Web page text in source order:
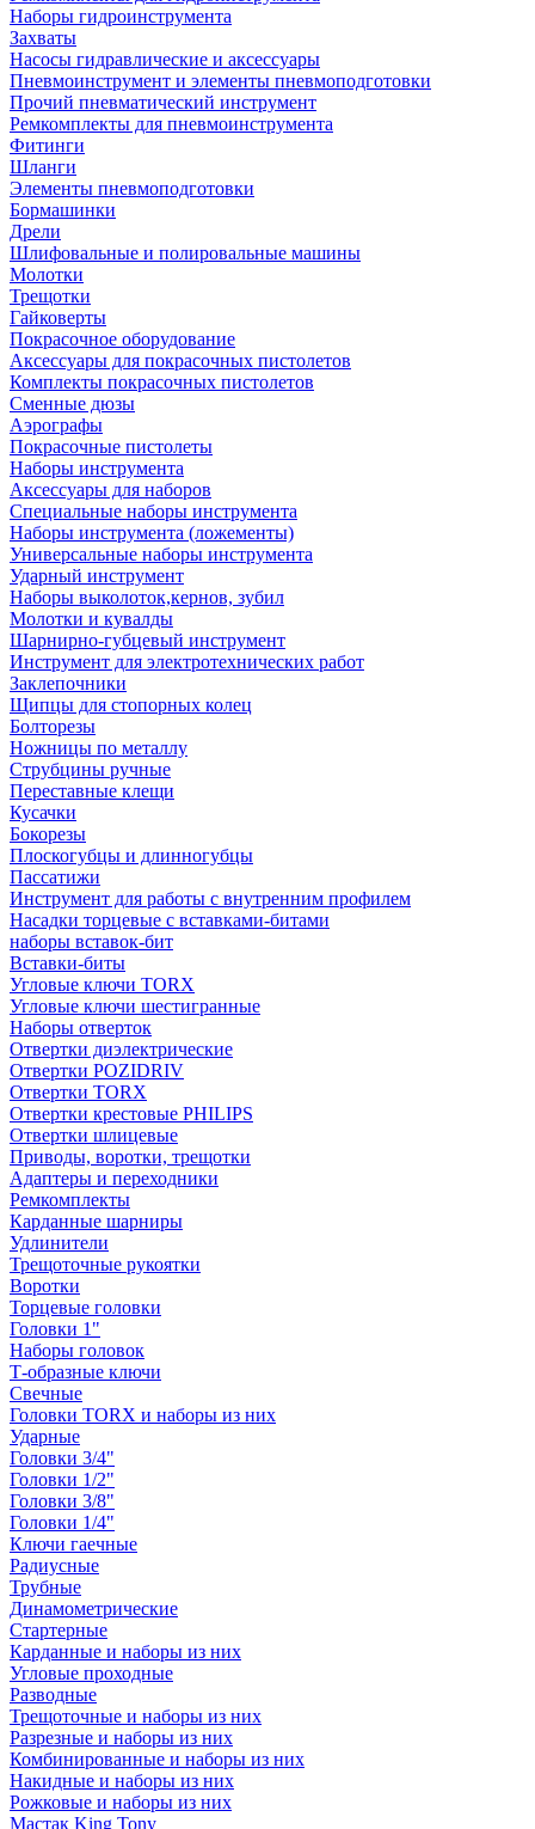
Наборы гидроинструмента
Захваты
Насосы гидравлические и аксессуары
Пневмоинструмент и элементы пневмоподготовки
Прочий пневматический инструмент
Ремкомплекты для пневмоинструмента
Фитинги
Шланги
Элементы пневмоподготовки
Бормашинки
Дрели
Шлифовальные и полировальные машины
Молотки
Трещотки
Гайковерты
Покрасочное оборудование
Аксессуары для покрасочных пистолетов
Комплекты покрасочных пистолетов
Сменные дюзы
Аэрографы
Покрасочные пистолеты
Наборы инструмента
Аксессуары для наборов
Специальные наборы инструмента
Наборы инструмента (ложементы)
Универсальные наборы инструмента
Ударный инструмент
Наборы выколоток,кернов, зубил
Молотки и кувалды
Шарнирно-губцевый инструмент
Инструмент для электротехнических работ
Заклепочники
Щипцы для стопорных колец
Болторезы
Ножницы по металлу
Струбцины ручные
Переставные клещи
Кусачки
Бокорезы
Плоскогубцы и длинногубцы
Пассатижи
Инструмент для работы с внутренним профилем
Насадки торцевые с вставками-битами
наборы вставок-бит
Вставки-биты
Угловые ключи TORX
Угловые ключи шестигранные
Наборы отверток
Отвертки диэлектрические
Отвертки POZIDRIV
Отвертки TORX
Отвертки крестовые PHILIPS
Отвертки шлицевые
Приводы, воротки, трещотки
Адаптеры и переходники
Ремкомплекты
Карданные шарниры
Удлинители
Трещоточные рукоятки
Воротки
Торцевые головки
Головки 1"
Наборы головок
Т-образные ключи
Свечные
Головки TORX и наборы из них
Ударные
Головки 3/4"
Головки 1/2"
Головки 3/8"
Головки 1/4"
Ключи гаечные
Радиусные
Трубные
Динамометрические
Стартерные
Карданные и наборы из них
Угловые проходные
Разводные
Трещоточные и наборы из них
Разрезные и наборы из них
Комбинированные и наборы из них
Накидные и наборы из них
Рожковые и наборы из них
Мастак King Tony